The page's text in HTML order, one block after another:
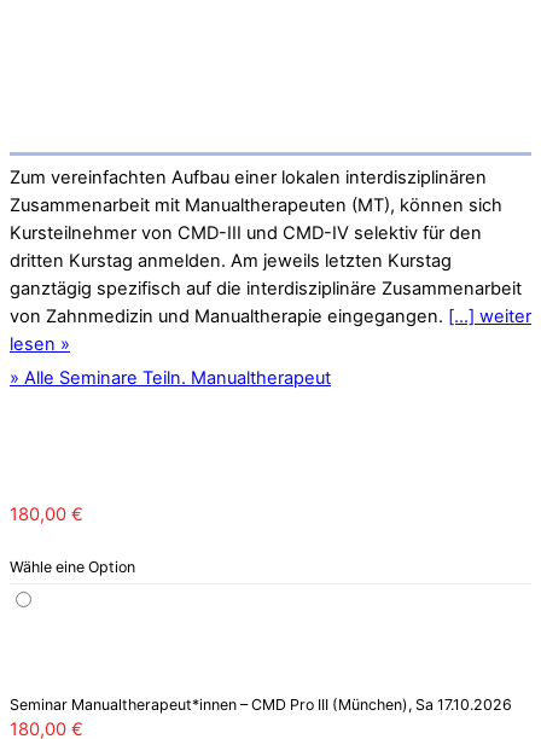
Zum vereinfachten Aufbau einer lokalen interdisziplinären
Zusammenarbeit mit Manualtherapeuten (MT), können sich
Kursteilnehmer von CMD-III und CMD-IV selektiv für den
dritten Kurstag anmelden. Am jeweils letzten Kurstag
ganztägig spezifisch auf die interdisziplinäre Zusammenarbeit
von Zahnmedizin und Manualtherapie eingegangen. [...] weiter
lesen »
» Alle Seminare Teiln. Manualtherapeut
180,00 €
Wähle eine Option
Seminar Manualtherapeut*innen – CMD Pro III (München), Sa 17.10.2026
180,00 €